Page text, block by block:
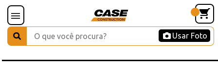
Usar Foto